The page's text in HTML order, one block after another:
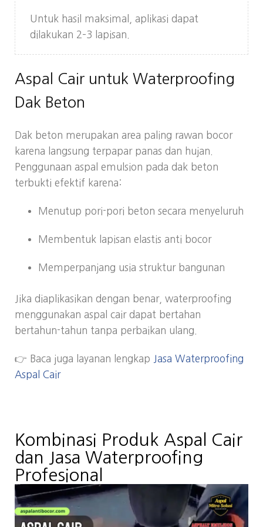
Untuk hasil maksimal, aplikasi dapat
dilakukan 2–3 lapisan.
Aspal Cair untuk Waterproofing
Dak Beton
Dak beton merupakan area paling rawan bocor
karena langsung terpapar panas dan hujan.
Penggunaan aspal emulsion pada dak beton
terbukti efektif karena:
Menutup pori-pori beton secara menyeluruh
Membentuk lapisan elastis anti bocor
Memperpanjang usia struktur bangunan
Jika diaplikasikan dengan benar, waterproofing
menggunakan aspal cair dapat bertahan
bertahun-tahun tanpa perbaikan ulang.
👉 Baca juga layanan lengkap Jasa Waterproofing
Aspal Cair
Kombinasi Produk Aspal Cair
dan Jasa Waterproofing
Profesional